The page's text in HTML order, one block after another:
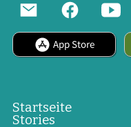
App Store
Startseite
Stories